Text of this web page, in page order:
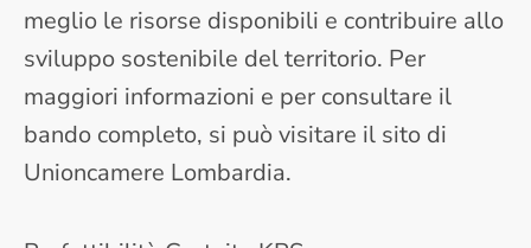
meglio le risorse disponibili e contribuire allo
sviluppo sostenibile del territorio. Per
maggiori informazioni e per consultare il
bando completo, si può visitare il sito di
Unioncamere Lombardia.